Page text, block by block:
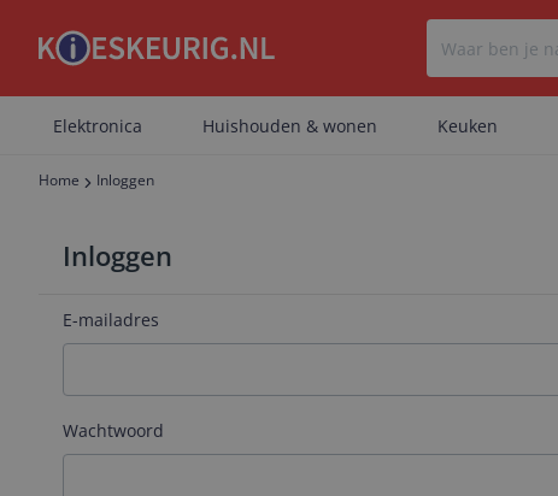
Elektronica Huishouden & wonen Keuken
Home Inloggen
Inloggen
E-mailadres
Wachtwoord